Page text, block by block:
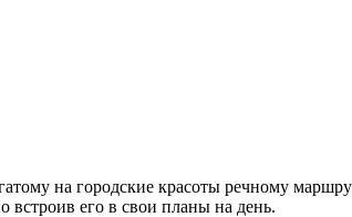
на городские красоты речному
встроив его в свои планы на день.